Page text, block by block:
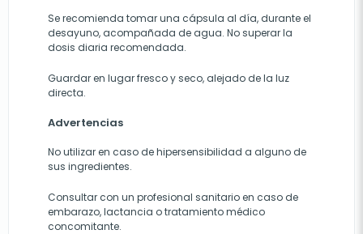
Se recomienda tomar una cápsula al día, durante el
desayuno, acompañada de agua. No superar la
dosis diaria recomendada.
Guardar en lugar fresco y seco, alejado de la luz
directa.
Advertencias
No utilizar en caso de hipersensibilidad a alguno de
sus ingredientes.
Consultar con un profesional sanitario en caso de
embarazo, lactancia o tratamiento médico
concomitante.